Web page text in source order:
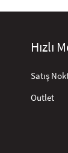
Hızlı
Satış
Outlet